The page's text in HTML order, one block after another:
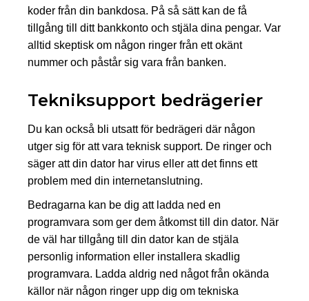
koder från din bankdosa. På så sätt kan de få
tillgång till ditt bankkonto och stjäla dina pengar. Var
alltid skeptisk om någon ringer från ett okänt
nummer och påstår sig vara från banken.
Tekniksupport bedrägerier
Du kan också bli utsatt för bedrägeri där någon
utger sig för att vara teknisk support. De ringer och
säger att din dator har virus eller att det finns ett
problem med din internetanslutning.
Bedragarna kan be dig att ladda ned en
programvara som ger dem åtkomst till din dator. När
de väl har tillgång till din dator kan de stjäla
personlig information eller installera skadlig
programvara. Ladda aldrig ned något från okända
källor när någon ringer upp dig om tekniska